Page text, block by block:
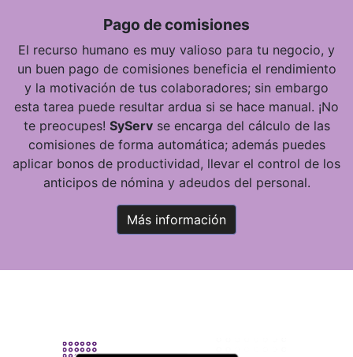
Pago de comisiones
El recurso humano es muy valioso para tu negocio, y
un buen pago de comisiones beneficia el rendimiento
y la motivación de tus colaboradores; sin embargo
esta tarea puede resultar ardua si se hace manual. ¡No
te preocupes! SyServse encarga del cálculo de las
comisiones de forma automática; además puedes
aplicar bonos de productividad, llevar el control de los
anticipos de nómina y adeudos del personal.
Más información